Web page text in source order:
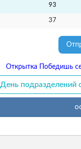
93
37
Открытка Победишь
День подразделений